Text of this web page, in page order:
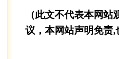
（此文不代表本网
议，本网站声明免责